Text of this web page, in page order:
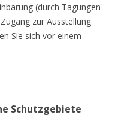
(durch Tagungen
zur Ausstellung
Sie sich vor einem
Schutzgebiete